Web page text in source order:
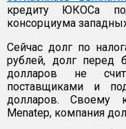
кредиту ЮКОСа
консорциума
Сейчас долг по
рублей, долг перед
долларов не
поставщиками и
долларов. Своему
Menatep, компания